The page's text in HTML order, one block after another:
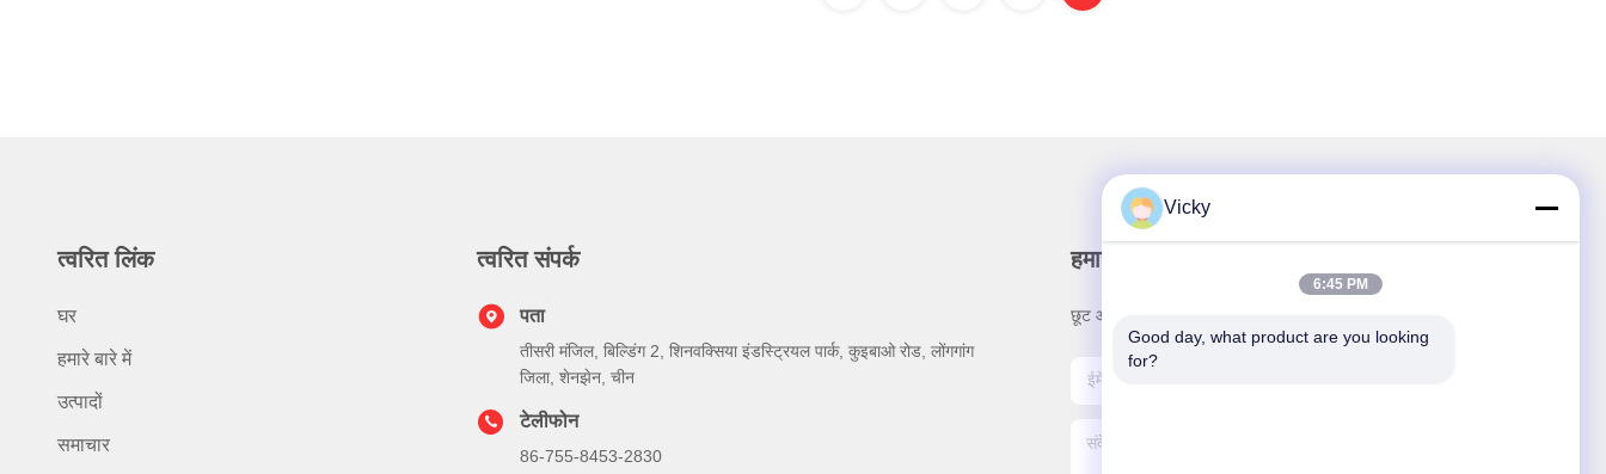
त्वरित लिंक
घर
हमारे बारे में
उत्पादों
समाचार
त्वरित संपर्क
पता
तीसरी मंजिल, बिल्डिंग 2, शिनवक्सिया इंडस्ट्रियल पार्क, कुइबाओ रोड, लोंगगांग
जिला, शेनझेन, चीन
टेलीफोन
86-755-8453-2830
हमारा समाचार पत्र
छूट और अधिक के लिए हमारे न्यूज़लेटर की सदस्यता लें।
Vicky
6:45 PM
Good day, what product are you looking
for?